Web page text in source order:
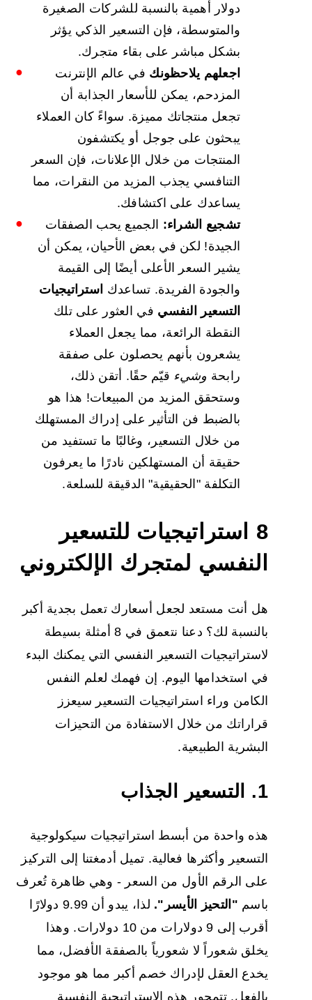
دولار أهمية بالنسبة للشركات الصغيرة
والمتوسطة، فإن التسعير الذكي يؤثر
بشكل مباشر على بقاء متجرك.
اجعلهم يلاحظونك في عالم الإنترنت
المزدحم، يمكن للأسعار الجذابة أن
تجعل منتجاتك مميزة. سواءً كان العملاء
يبحثون على جوجل أو يكتشفون
المنتجات من خلال الإعلانات، فإن السعر
التنافسي يجذب المزيد من النقرات، مما
يساعدك على اكتشافك.
تشجيع الشراء: الجميع يحب الصفقات
الجيدة! لكن في بعض الأحيان، يمكن أن
يشير السعر الأعلى أيضًا إلى القيمة
والجودة الفريدة. تساعدك استراتيجيات
التسعير النفسي في العثور على تلك
النقطة الرائعة، مما يجعل العملاء
يشعرون بأنهم يحصلون على صفقة
رابحة وشيء قيّم حقًا. أتقن ذلك،
وستحقق المزيد من المبيعات! هذا هو
بالضبط فن التأثير على إدراك المستهلك
من خلال التسعير، وغالبًا ما تستفيد من
حقيقة أن المستهلكين نادرًا ما يعرفون
التكلفة "الحقيقية" الدقيقة للسلعة.
8 استراتيجيات للتسعير
النفسي لمتجرك الإلكتروني
هل أنت مستعد لجعل أسعارك تعمل بجدية أكبر
بالنسبة لك؟ دعنا نتعمق في 8 أمثلة بسيطة
لاستراتيجيات التسعير النفسي التي يمكنك البدء
في استخدامها اليوم. إن فهمك لعلم النفس
الكامن وراء استراتيجيات التسعير سيعزز
قراراتك من خلال الاستفادة من التحيزات
البشرية الطبيعية.
1. التسعير الجذاب
هذه واحدة من أبسط استراتيجيات سيكولوجية
التسعير وأكثرها فعالية. تميل أدمغتنا إلى التركيز
على الرقم الأول من السعر - وهي ظاهرة تُعرف
باسم "التحيز الأيسر".
لذا، يبدو أن 9.99 دولارًا
أقرب إلى 9 دولارات من 10 دولارات. وهذا
يخلق شعوراً لا شعورياً بالصفقة الأفضل، مما
يخدع العقل لإدراك خصم أكبر مما هو موجود
بالفعل. تتمحور هذه الاستراتيجية النفسية